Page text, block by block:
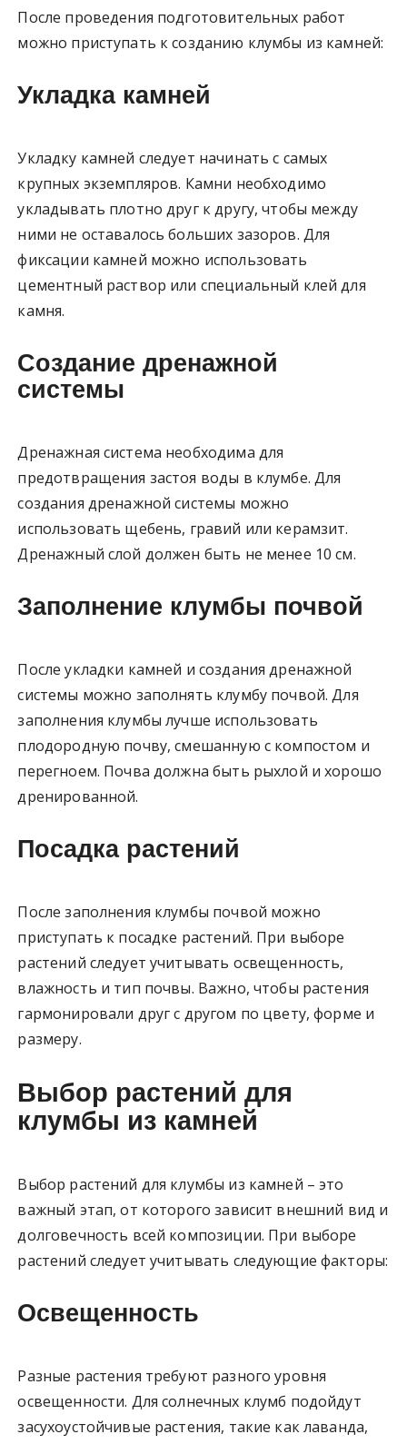
После проведения подготовительных работ
можно приступать к созданию клумбы из камней:
Укладка камней
Укладку камней следует начинать с самых
крупных экземпляров. Камни необходимо
укладывать плотно друг к другу, чтобы между
ними не оставалось больших зазоров. Для
фиксации камней можно использовать
цементный раствор или специальный клей для
камня.
Создание дренажной
системы
Дренажная система необходима для
предотвращения застоя воды в клумбе. Для
создания дренажной системы можно
использовать щебень, гравий или керамзит.
Дренажный слой должен быть не менее 10 см.
Заполнение клумбы почвой
После укладки камней и создания дренажной
системы можно заполнять клумбу почвой. Для
заполнения клумбы лучше использовать
плодородную почву, смешанную с компостом и
перегноем. Почва должна быть рыхлой и хорошо
дренированной.
Посадка растений
После заполнения клумбы почвой можно
приступать к посадке растений. При выборе
растений следует учитывать освещенность,
влажность и тип почвы. Важно, чтобы растения
гармонировали друг с другом по цвету, форме и
размеру.
Выбор растений для
клумбы из камней
Выбор растений для клумбы из камней – это
важный этап, от которого зависит внешний вид и
долговечность всей композиции. При выборе
растений следует учитывать следующие факторы:
Освещенность
Разные растения требуют разного уровня
освещенности. Для солнечных клумб подойдут
засухоустойчивые растения, такие как лаванда,